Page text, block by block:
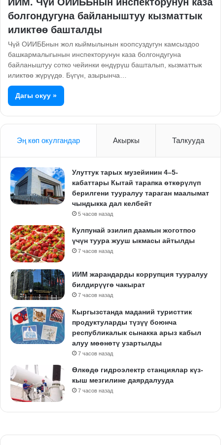
болгондугуна байланыштуу кызматтык
иликтөө башталды
Чүй ОИИББнын жол кыймылынын коопсуздугун камсыздоо
башкармалыгынын инспекторунун каза болгондугуна
байланыштуу сотко чейинки өндүрүш башталып, кызматтык
иликтөө жүрүүдө. Бүгүн, азырынча…
Дагы окуу »
Эң көп окулгандар Акыркы Талкууда
Улуттук тарых музейинин 4–5-
кабаттары Кытай тарапка өткөрүлүп
берилгени тууралуу тараган маалымат
чындыкка дал келбейт
5 часов назад
Кулпунай эзилип даамын жоготпоо
үчүн туура жууш ыкмасы айтылды
7 часов назад
ИИМ жарандарды коррупция тууралуу
билдирүүгө чакырат
7 часов назад
Кыргызстанда маданий туристтик
продуктуларды түзүү боюнча
республикалык сынакка арыз кабыл
алуу мөөнөтү узартылды
7 часов назад
Өлкөдө гидроэлектр станциялар күз-
кыш мезгилине даярдалууда
7 часов назад